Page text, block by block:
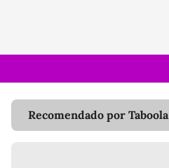
Recomendado por Taboola